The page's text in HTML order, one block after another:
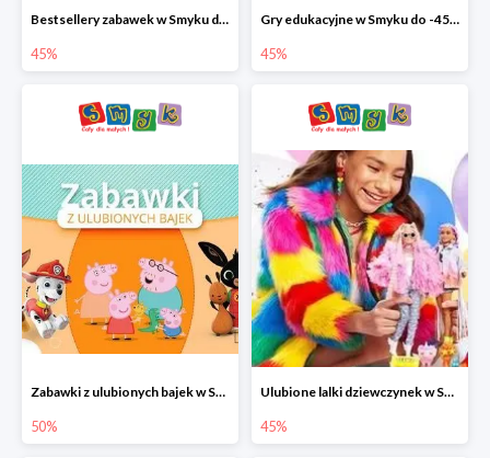
Bestsellery zabawek w Smyku do -45%
45%
Gry edukacyjne w Smyku do -45%
45%
Zabawki z ulubionych bajek w Smyku do -50%
50%
Ulubione lalki dziewczynek w Smyku do -45%
45%